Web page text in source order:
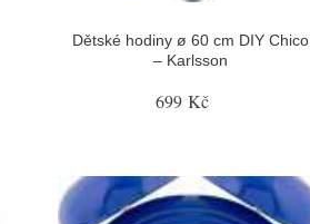
Dětské hodiny ø 60 cm DIY Chico
– Karlsson
699 Kč